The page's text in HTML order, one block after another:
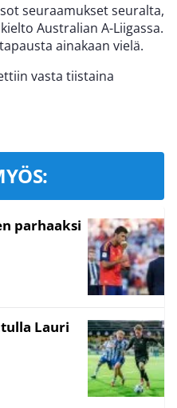
seuraamukset seuralta,
Australian A-Liigassa.
ainakaan vielä.
vasta tiistaina
parhaaksi
Lauri